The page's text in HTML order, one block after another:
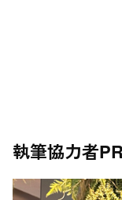
執筆協力者